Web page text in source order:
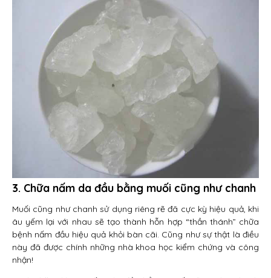
3. Chữa nấm da đầu bằng muối cũng như chanh
Muối cũng như chanh sử dụng riêng rẽ đã cực kỳ hiệu quả, khi
âu yếm lại với nhau sẽ tạo thành hỗn hợp “thần thánh” chữa
bệnh nấm đầu hiệu quả khỏi bàn cãi. Cũng như sự thật là điều
này đã được chính những nhà khoa học kiểm chứng và công
nhận!